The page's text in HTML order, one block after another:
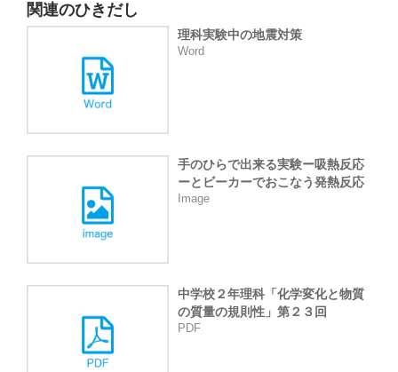
関連のひきだし
理科実験中の地震対策
Word
手のひらで出来る実験ー吸熱反応
ーとビーカーでおこなう発熱反応
Image
中学校２年理科「化学変化と物質
の質量の規則性」第２３回
PDF